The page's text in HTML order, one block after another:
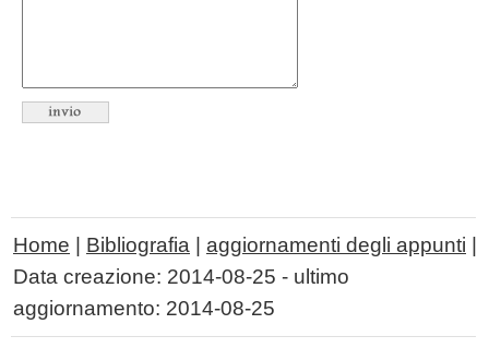
Home Bibliografia aggiornamenti degli appunti
Data creazione: 2014-08-25 - ultimo
aggiornamento: 2014-08-25